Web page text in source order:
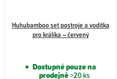
Huhubamboo set postroje a vodítka
pro králíka – červený
Dostupné pouze na
prodejně>20 ks